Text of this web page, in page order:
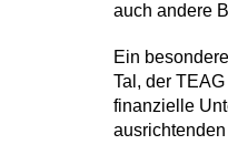
auch andere
Ein
Tal, der
finanzielle